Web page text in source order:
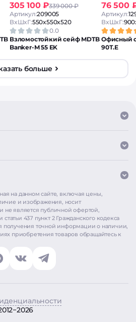
305 100 ₽339 000 ₽
Артикул:209005
ВxШxГ:550x550x520
0.0
Взломостойкий сейф MDTB
Banker-M 55 EK
76 500
Артикул:
ВxШxГ:
Офисный
90Т.Е
больше
на данном сайте, включая цены,
и изображения, носит
является публичной офертой,
437 пункт 2 Гражданского кодекса
точной информации о наличии,
приобретения товаров обращайтесь к
использовать сайт, вы
cookie. Нажимая
даёте согласие на обработку